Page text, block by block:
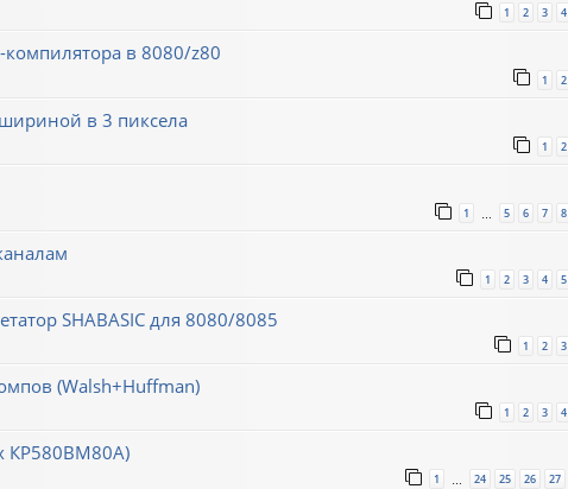
1 2 3 4
компилятора в 8080/z80
1 2
в 3 пиксела
1 2
1 5 6 7 8
1 2 3 4 5
SHABASIC для 8080/8085
1 2 3
(Walsh+Huffman)
1 2 3 4
КР580ВМ80А)
1 … 24 25 26 27